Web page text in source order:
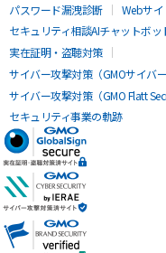
パスワード漏洩診断
Webサ
セキュリティ相談AIチャットボッ
実在証明・盗聴対策
サイバー攻撃対策（GMOサイバ
サイバー攻撃対策（GMO Flatt
セキュリティ事業の軌跡